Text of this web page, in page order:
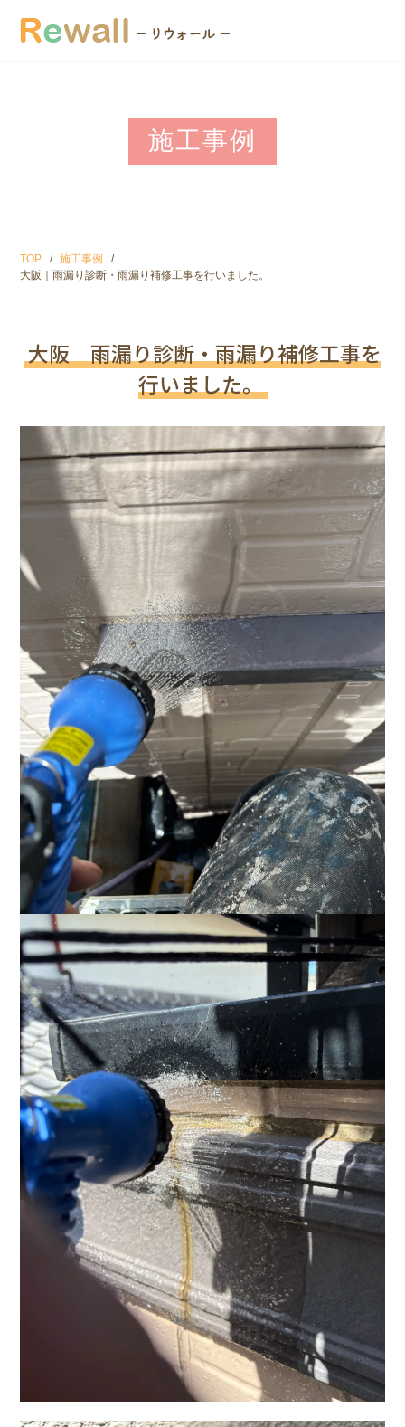
施工事例
TOP
施工事例
大阪｜雨漏り診断・雨漏り補修工事を行いました。
大阪｜雨漏り診断・雨漏り補修工事を
行いました。